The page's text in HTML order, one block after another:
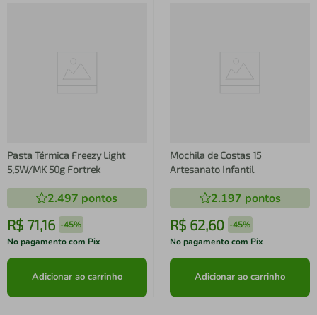
Pasta Térmica Freezy Light
5,5W/MK 50g Fortrek
2.497 pontos
R$ 71,16 -45%
No pagamento com Pix
Adicionar ao carrinho
Mochila de Costas 15
Artesanato Infantil
2.197 pontos
R$ 62,60 -45%
No pagamento com Pix
Adicionar ao carrinho